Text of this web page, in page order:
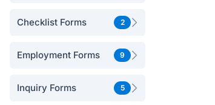
Checklist Forms 2
Employment Forms 9
Inquiry Forms 5